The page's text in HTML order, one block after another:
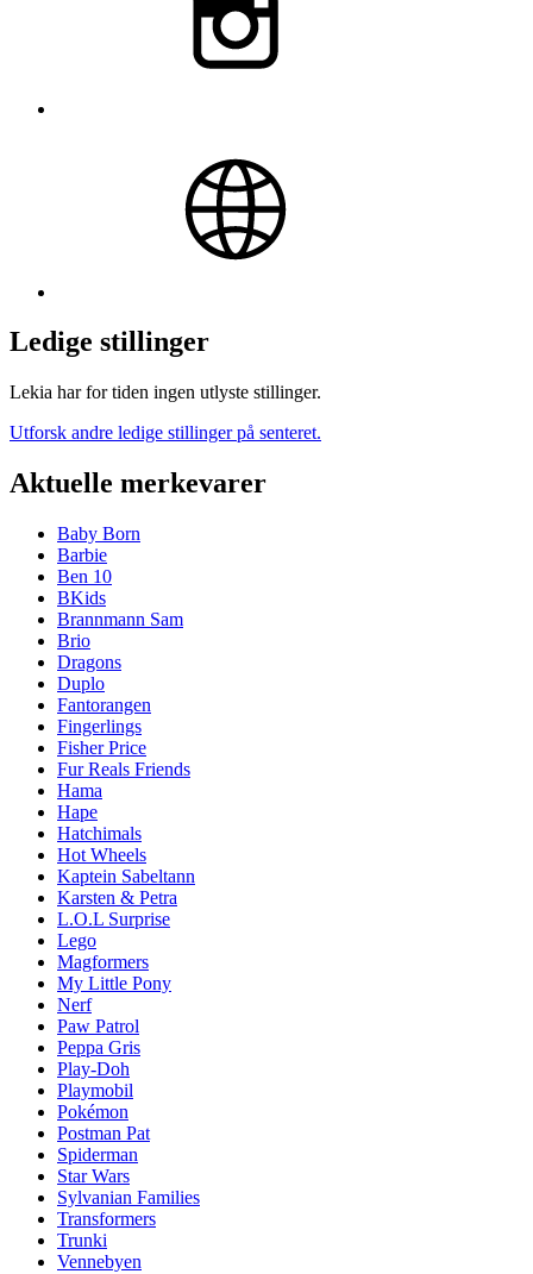
Ledige stillinger
Lekia har for tiden ingen utlyste stillinger.
Utforsk andre ledige stillinger på senteret.
Aktuelle merkevarer
Baby Born
Barbie
Ben 10
BKids
Brannmann Sam
Brio
Dragons
Duplo
Fantorangen
Fingerlings
Fisher Price
Fur Reals Friends
Hama
Hape
Hatchimals
Hot Wheels
Kaptein Sabeltann
Karsten & Petra
L.O.L Surprise
Lego
Magformers
My Little Pony
Nerf
Paw Patrol
Peppa Gris
Play-Doh
Playmobil
Pokémon
Postman Pat
Spiderman
Star Wars
Sylvanian Families
Transformers
Trunki
Vennebyen